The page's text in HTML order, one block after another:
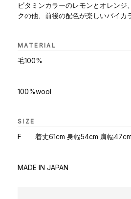
ビタミンカラーのレモンとオレンジ
クの他、前後の配色が楽しいバイカ
MATERIAL
毛100%
100%wool
SIZE
F 着丈61cm 身幅54cm 肩幅
MADE IN JAPAN